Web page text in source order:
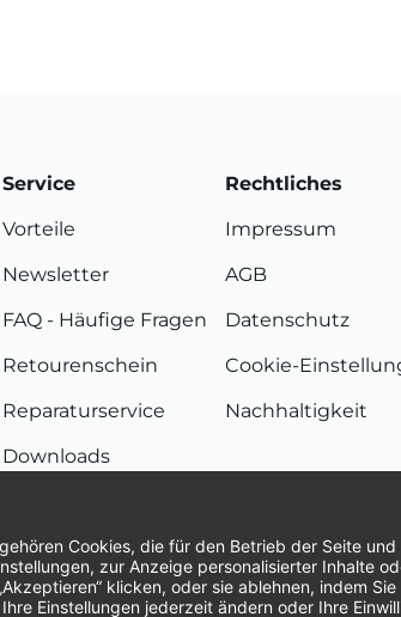
Service
Vorteile
Newsletter
FAQ - Häufige Fragen
Retourenschein
Reparaturservice
Downloads
Rechtliches
Impressum
AGB
Datenschutz
Cookie-
Nachhaltigkeit